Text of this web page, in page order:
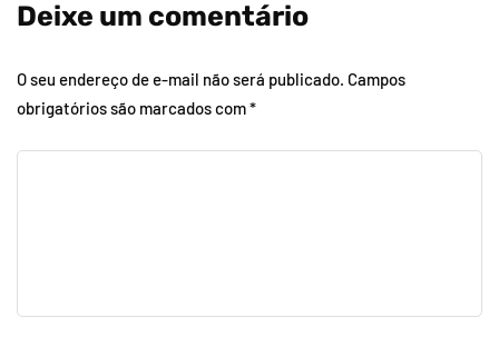
Deixe um comentário
O seu endereço de e-mail não será publicado. Campos
obrigatórios são marcados com*